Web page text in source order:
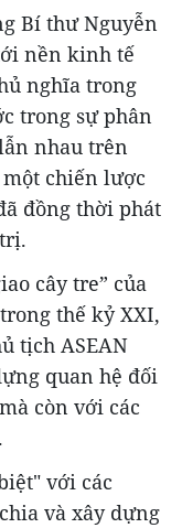
Bí thư Nguyễn
nền kinh tế
nghĩa trong
trong sự phân
nhau trên
chiến lược
đồng thời phát
cây tre” của
thế kỷ XXI,
tịch ASEAN
quan hệ đối
còn với các
với các
và xây dựng